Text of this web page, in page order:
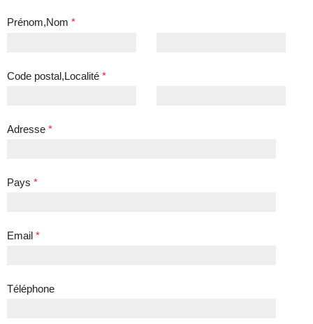
Prénom,Nom *
Code postal,Localité *
Adresse *
Pays *
Email *
Téléphone